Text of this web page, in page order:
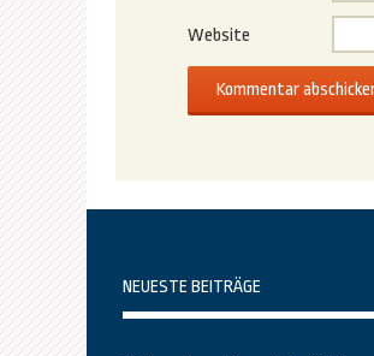
Website
NEUESTE BEITRÄGE